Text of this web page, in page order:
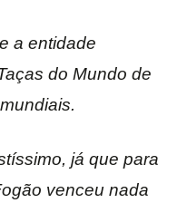
a entidade
do Mundo de
já que para
venceu nada